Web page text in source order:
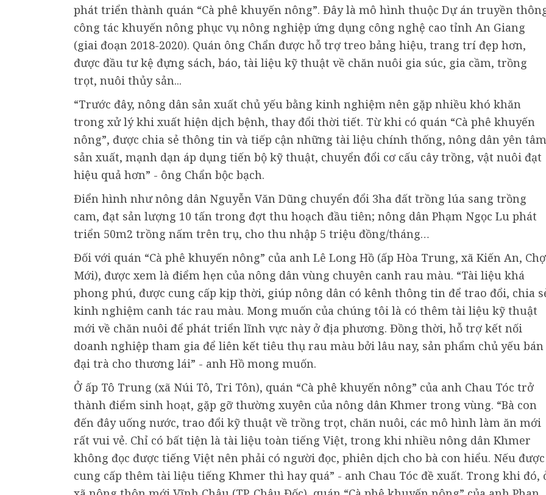
phát triển thành quán “Cà phê khuyến nông”. Đây là mô hình thuộc Dự án truyền
công tác khuyến nông phục vụ nông nghiệp ứng dụng công nghệ cao tỉnh An Giang
(giai đoạn 2018-2020). Quán ông Chẩn được hỗ trợ treo bảng hiệu, trang trí đẹp hơn,
được đầu tư kệ đựng sách, báo, tài liệu kỹ thuật về chăn nuôi gia súc, gia cầm, trồng
trọt, nuôi thủy sản...
“Trước đây, nông dân sản xuất chủ yếu bằng kinh nghiệm nên gặp nhiều khó khăn
trong xử lý khi xuất hiện dịch bệnh, thay đổi thời tiết. Từ khi có quán “Cà phê khuyến
nông”, được chia sẻ thông tin và tiếp cận những tài liệu chính thống, nông dân yên tâm
sản xuất, mạnh dạn áp dụng tiến bộ kỹ thuật, chuyển đổi cơ cấu cây trồng, vật nuôi đạt
hiệu quả hơn” - ông Chẩn bộc bạch.
Điển hình như nông dân Nguyễn Văn Dũng chuyển đổi 3ha đất trồng lúa sang trồng
cam, đạt sản lượng 10 tấn trong đợt thu hoạch đầu tiên; nông dân Phạm Ngọc Lu phát
triển 50m2 trồng nấm trên trụ, cho thu nhập 5 triệu đồng/tháng…
Đối với quán “Cà phê khuyến nông” của anh Lê Long Hồ (ấp Hòa Trung, xã Kiến An, Chợ
Mới), được xem là điểm hẹn của nông dân vùng chuyên canh rau màu. “Tài liệu khá
phong phú, được cung cấp kịp thời, giúp nông dân có kênh thông tin để trao đổi, chia
kinh nghiệm canh tác rau màu. Mong muốn của chúng tôi là có thêm tài liệu kỹ thuật
mới về chăn nuôi để phát triển lĩnh vực này ở địa phương. Đồng thời, hỗ trợ kết nối
doanh nghiệp tham gia để liên kết tiêu thụ rau màu bởi lâu nay, sản phẩm chủ yếu bán
đại trà cho thương lái” - anh Hồ mong muốn.
Ở ấp Tô Trung (xã Núi Tô, Tri Tôn), quán “Cà phê khuyến nông” của anh Chau Tóc trở
thành điểm sinh hoạt, gặp gỡ thường xuyên của nông dân Khmer trong vùng. “Bà con
đến đây uống nước, trao đổi kỹ thuật về trồng trọt, chăn nuôi, các mô hình làm ăn mới
rất vui vẻ. Chỉ có bất tiện là tài liệu toàn tiếng Việt, trong khi nhiều nông dân Khmer
không đọc được tiếng Việt nên phải có người đọc, phiên dịch cho bà con hiểu. Nếu được
cung cấp thêm tài liệu tiếng Khmer thì hay quá” - anh Chau Tóc đề xuất. Trong khi đó,